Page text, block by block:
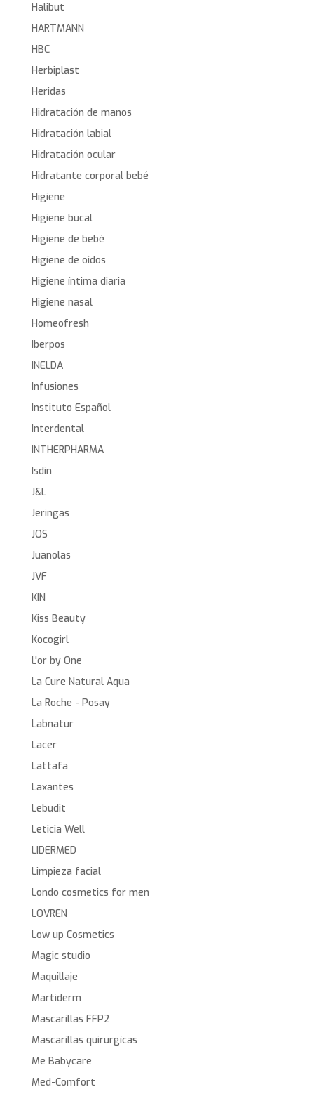
Halibut
HARTMANN
HBC
Herbiplast
Heridas
Hidratación de manos
Hidratación labial
Hidratación ocular
Hidratante corporal bebé
Higiene
Higiene bucal
Higiene de bebé
Higiene de oídos
Higiene íntima diaria
Higiene nasal
Homeofresh
Iberpos
INELDA
Infusiones
Instituto Español
Interdental
INTHERPHARMA
Isdin
J&L
Jeringas
JOS
Juanolas
JVF
KIN
Kiss Beauty
Kocogirl
L'or by One
La Cure Natural Aqua
La Roche - Posay
Labnatur
Lacer
Lattafa
Laxantes
Lebudit
Leticia Well
LIDERMED
Limpieza facial
Londo cosmetics for men
LOVREN
Low up Cosmetics
Magic studio
Maquillaje
Martiderm
Mascarillas FFP2
Mascarillas quirurgícas
Me Babycare
Med-Comfort